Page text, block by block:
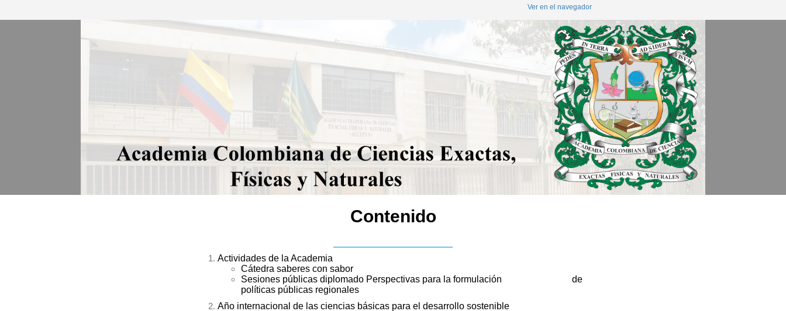
Ver en el navegador
Contenido
Actividades de la Academia
Cátedra saberes con sabor
Sesiones públicas diplomado Perspectivas para la formulación de
políticas públicas regionales
Año internacional de las ciencias básicas para el desarrollo sostenible